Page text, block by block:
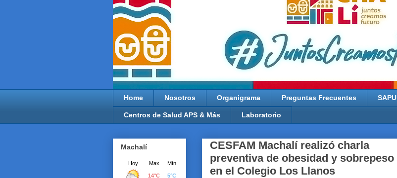
Home Nosotros Organigrama Preguntas Frecuentes SAPU
Centros de Salud APS & Más Laboratorio
CESFAM Machalí realizó charla
preventiva de obesidad y sobrepeso
en el Colegio Los Llanos
Machalí